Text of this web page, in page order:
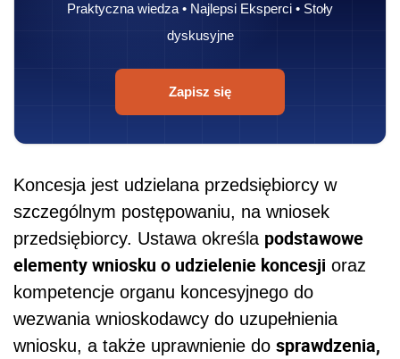
Praktyczna wiedza • Najlepsi Eksperci • Stoły
dyskusyjne
Zapisz się
Koncesja jest udzielana przedsiębiorcy w
szczególnym postępowaniu, na wniosek
przedsiębiorcy. Ustawa określa podstawowe
elementy wniosku o udzielenie koncesji oraz
kompetencje organu koncesyjnego do
wezwania wnioskodawcy do uzupełnienia
wniosku, a także uprawnienie do sprawdzenia,